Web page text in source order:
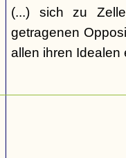
(...) sich zu
getragenen
allen ihren Idealen